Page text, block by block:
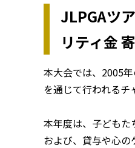
JLPGAツ
リティ金
本大会では、2005
を通じて行われるチ
本年度は、子ども
および、貸与や心